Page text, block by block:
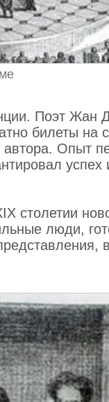
Поэт Жан
билеты на
Опыт
успех
столетии
люди,